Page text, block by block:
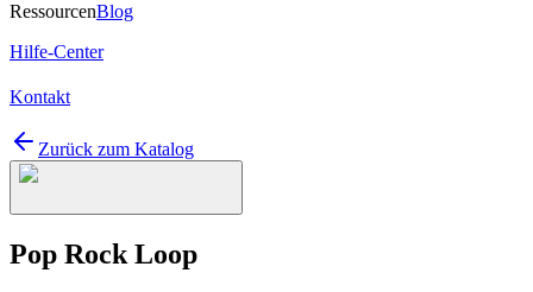
RessourcenBlog
Hilfe-Center
Kontakt
Zurück zum Katalog
Pop Rock Loop